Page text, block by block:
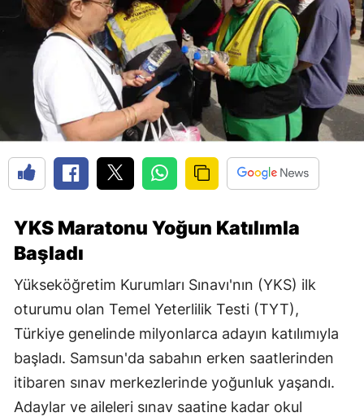
YKS Maratonu Yoğun Katılımla
Başladı
Yükseköğretim Kurumları Sınavı'nın (YKS) ilk
oturumu olan Temel Yeterlilik Testi (TYT),
Türkiye genelinde milyonlarca adayın katılımıyla
başladı. Samsun'da sabahın erken saatlerinden
itibaren sınav merkezlerinde yoğunluk yaşandı.
Adaylar ve aileleri sınav saatine kadar okul